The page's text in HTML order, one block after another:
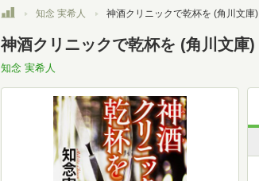
トップ知念 実希人 神酒クリニックで乾杯を (角川文庫)
神酒クリニックで乾杯を (角川文庫)
知念 実希人